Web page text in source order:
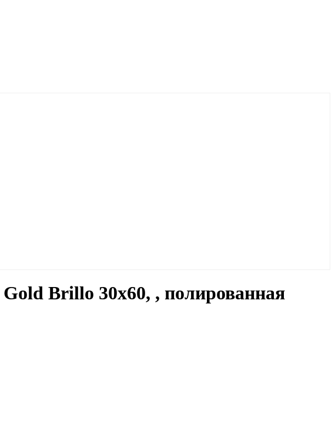
Brillo 30x60, , полированная